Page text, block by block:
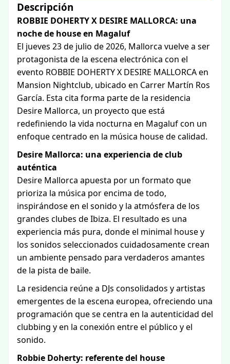
Descripción
ROBBIE DOHERTY X DESIRE MALLORCA: una
noche de house en Magaluf
El jueves 23 de julio de 2026, Mallorca vuelve a ser
protagonista de la escena electrónica con el
evento ROBBIE DOHERTY X DESIRE MALLORCA en
Mansion Nightclub, ubicado en Carrer Martín Ros
García. Esta cita forma parte de la residencia
Desire Mallorca, un proyecto que está
redefiniendo la vida nocturna en Magaluf con un
enfoque centrado en la música house de calidad.
Desire Mallorca: una experiencia de club
auténtica
Desire Mallorca apuesta por un formato que
prioriza la música por encima de todo,
inspirándose en el sonido y la atmósfera de los
grandes clubes de Ibiza. El resultado es una
experiencia más pura, donde el minimal house y
los sonidos seleccionados cuidadosamente crean
un ambiente pensado para verdaderos amantes
de la pista de baile.
La residencia reúne a DJs consolidados y artistas
emergentes de la escena europea, ofreciendo una
programación que se centra en la autenticidad del
clubbing y en la conexión entre el público y el
sonido.
Robbie Doherty: referente del house